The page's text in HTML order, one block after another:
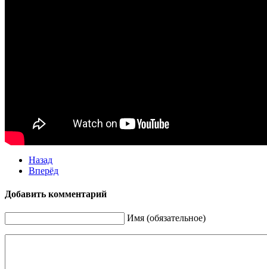
Назад
Вперёд
Добавить комментарий
Имя (обязательное)